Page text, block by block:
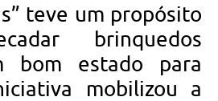
teve um propósito
brinquedos
bom estado para
mobilizou a